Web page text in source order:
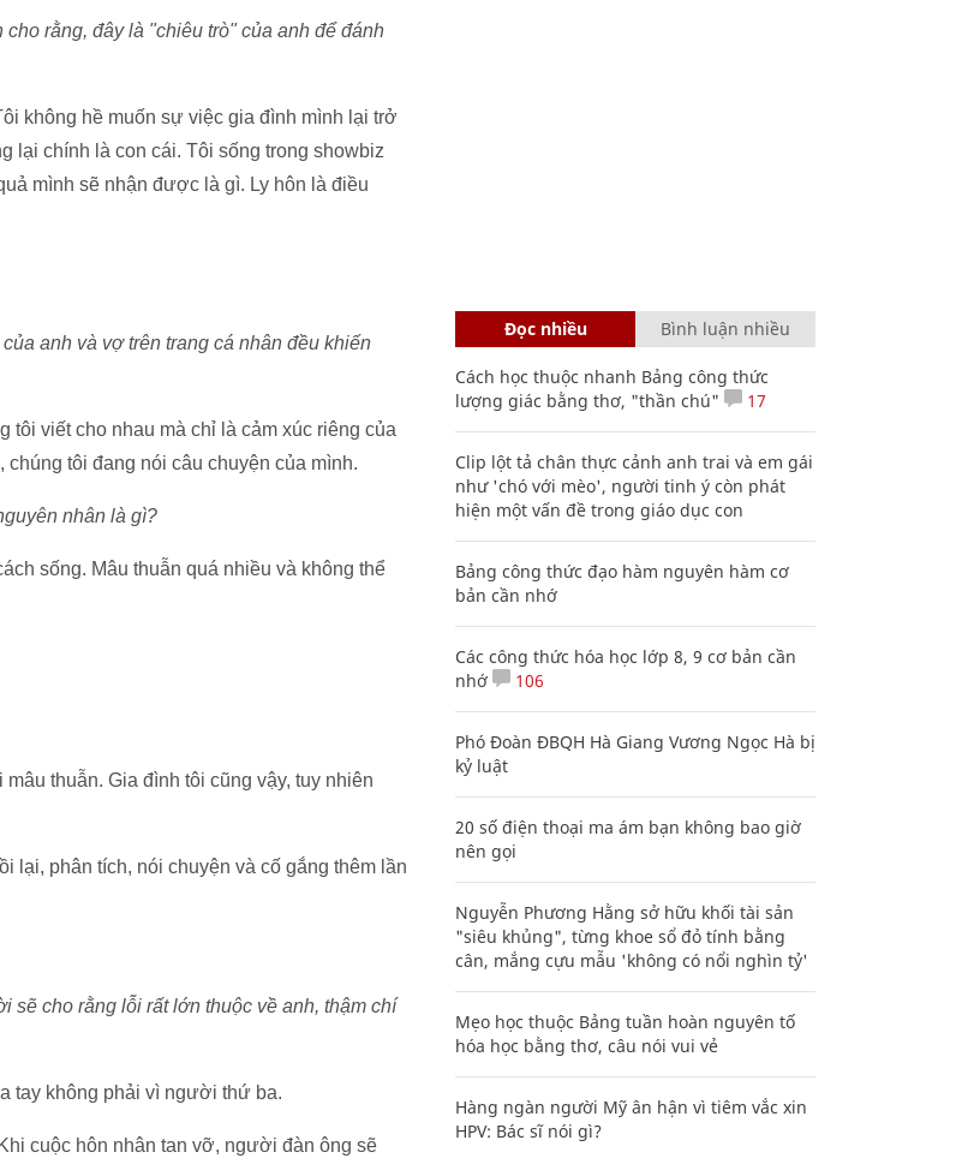
rằng, đây là "chiêu trò" của anh để đánh
không hề muốn sự việc gia đình mình lại trở
lại chính là con cái. Tôi sống trong showbiz
mình sẽ nhận được là gì. Ly hôn là điều
anh và vợ trên trang cá nhân đều khiến
tôi viết cho nhau mà chỉ là cảm xúc riêng của
tôi đang nói câu chuyện của mình.
nhân là gì?
sống. Mâu thuẫn quá nhiều và không thể
thuẫn. Gia đình tôi cũng vậy, tuy nhiên
lại, phân tích, nói chuyện và cố gắng thêm lần
sẽ cho rằng lỗi rất lớn thuộc về anh, thậm chí
tay không phải vì người thứ ba.
cuộc hôn nhân tan vỡ, người đàn ông sẽ
Đọc nhiều Bình luận nhiều
Cách học thuộc nhanh Bảng công thức
lượng giác bằng thơ, "thần chú"
17
Clip lột tả chân thực cảnh anh trai và em gái
như 'chó với mèo', người tinh ý còn phát
hiện một vấn đề trong giáo dục con
Bảng công thức đạo hàm nguyên hàm cơ
bản cần nhớ
Các công thức hóa học lớp 8, 9 cơ bản cần
nhớ
106
Phó Đoàn ĐBQH Hà Giang Vương Ngọc Hà bị
kỷ luật
20 số điện thoại ma ám bạn không bao giờ
nên gọi
Nguyễn Phương Hằng sở hữu khối tài sản
"siêu khủng", từng khoe sổ đỏ tính bằng
cân, mắng cựu mẫu 'không có nổi nghìn tỷ'
Mẹo học thuộc Bảng tuần hoàn nguyên tố
hóa học bằng thơ, câu nói vui vẻ
Hàng ngàn người Mỹ ân hận vì tiêm vắc xin
HPV: Bác sĩ nói gì?